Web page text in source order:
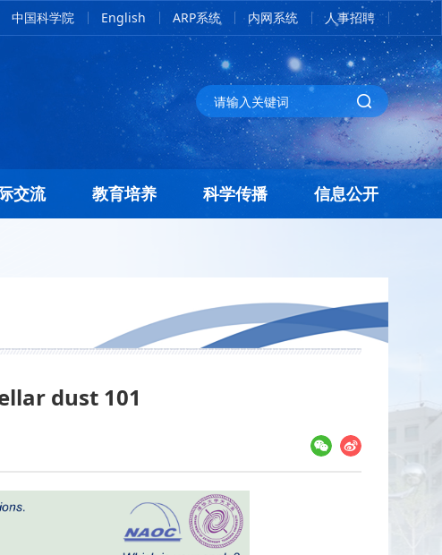
中国科学院 English ARP系统 内网系统 人事招聘
交流 教育培养 科学传播 信息公开
dust 101